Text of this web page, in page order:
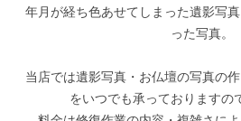
年月が経ち色あせてしまった遺影写
った写真。
当店では遺影写真・お仏壇の写真の
をいつでも承っておりますの